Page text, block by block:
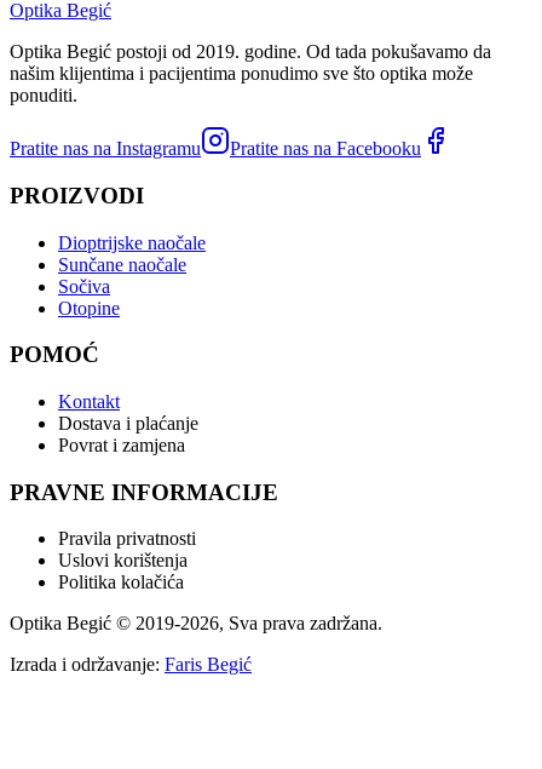
Optika Begić
Optika Begić postoji od 2019. godine. Od tada pokušavamo da
našim klijentima i pacijentima ponudimo sve što optika može
ponuditi.
Pratite nas na Instagramu Pratite nas na Facebooku
PROIZVODI
Dioptrijske naočale
Sunčane naočale
Sočiva
Otopine
POMOĆ
Kontakt
Dostava i plaćanje
Povrat i zamjena
PRAVNE INFORMACIJE
Pravila privatnosti
Uslovi korištenja
Politika kolačića
Optika Begić © 2019-2026, Sva prava zadržana.
Izrada i održavanje: Faris Begić